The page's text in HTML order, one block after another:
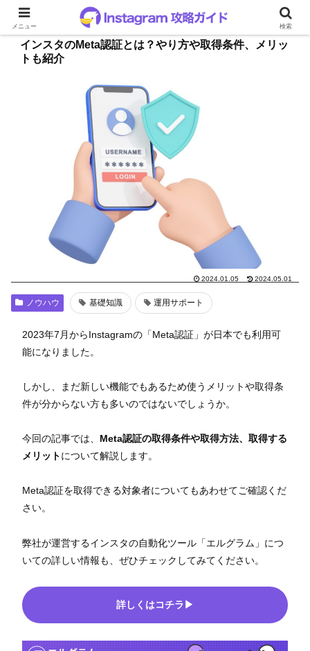
インスタのMeta認証とは？やり方や取得条件、メリッ
トも紹介
2024.01.05 2024.05.01
ノウハウ 基礎知識 運用サポート
2023年7月からInstagramの「Meta認証」が日本でも利用可
能になりました。
しかし、まだ新しい機能でもあるため使うメリットや取得条
件が分からない方も多いのではないでしょうか。
今回の記事では、 Meta認証の取得条件や取得方法、取得する
メリットについて解説します。
Meta認証を取得できる対象者についてもあわせてご確認くだ
さい。
弊社が運営するインスタの自動化ツール「エルグラム」につ
いての詳しい情報も、ぜひチェックしてみてください。
詳しくはコチラ▶
メニュー 検索